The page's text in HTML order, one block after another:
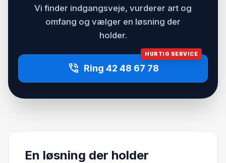
Vi finder indgangsveje, vurderer art og
omfang og vælger en løsning der
holder.
HURTIG SERVICE
phone_in_talk Ring 42 48 67 78
En løsning der holder